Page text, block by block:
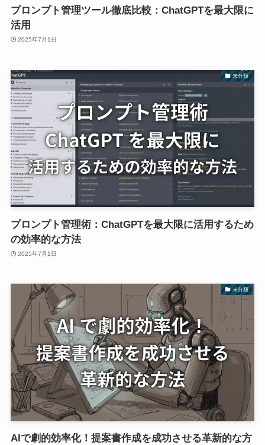
プロンプト管理ツール徹底比較：ChatGPTを最大限に
活用
2025年7月1日
未分類
プロンプト管理術：ChatGPTを最大限に活用するため
の効率的な方法
2025年7月1日
未分類
AIで劇的効率化！提案書作成を成功させる革新的な方